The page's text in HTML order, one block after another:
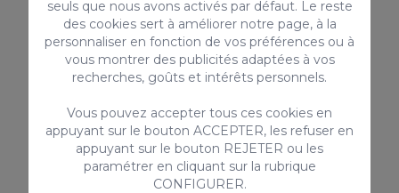
aussi adaptée pour les personnes a mobilité
reduite. Cette belle villa se trouve à seulement 10
minutes des plages!
4 2 2
90m2
Piscine privée
Depuis
175,00 €/ Nuit
seuls que nous avons activés par défaut. Le reste
des cookies sert à améliorer notre page, à la
personnaliser en fonction de vos préférences ou à
vous montrer des publicités adaptées à vos
recherches, goûts et intérêts personnels.
Vous pouvez accepter tous ces cookies en
appuyant sur le bouton ACCEPTER, les refuser en
appuyant sur le bouton REJETER ou les
paramétrer en cliquant sur la rubrique
CONFIGURER.